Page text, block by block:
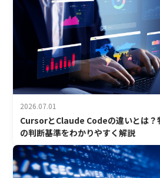
2026.07.01
CursorとClaude Codeの違いとは？
の判断基準をわかりやすく解説